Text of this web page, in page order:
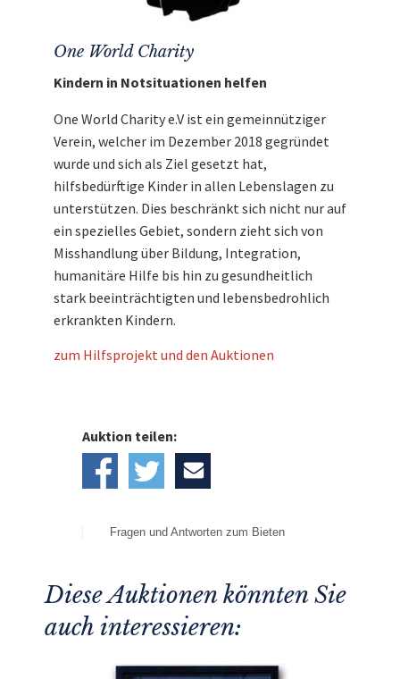
One World Charity
Kindern in Notsituationen helfen
One World Charity e.V ist ein gemeinnütziger
Verein, welcher im Dezember 2018 gegründet
wurde und sich als Ziel gesetzt hat,
hilfsbedürftige Kinder in allen Lebenslagen zu
unterstützen. Dies beschränkt sich nicht nur auf
ein spezielles Gebiet, sondern zieht sich von
Misshandlung über Bildung, Integration,
humanitäre Hilfe bis hin zu gesundheitlich
stark beeinträchtigten und lebensbedrohlich
erkrankten Kindern.
zum Hilfsprojekt und den Auktionen
Auktion teilen:
Fragen und Antworten zum Bieten
Diese Auktionen könnten Sie
auch interessieren: